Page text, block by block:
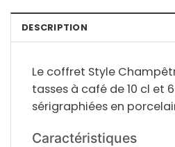
DESCRIPTION
Le coffret Style
tasses à café de 10 cl et
sérigraphiées en
Caractéristiques